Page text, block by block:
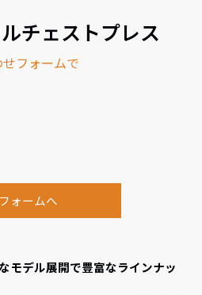
チェストプレス
フォームで
ォームへ
モデル展開で豊富なラインナッ